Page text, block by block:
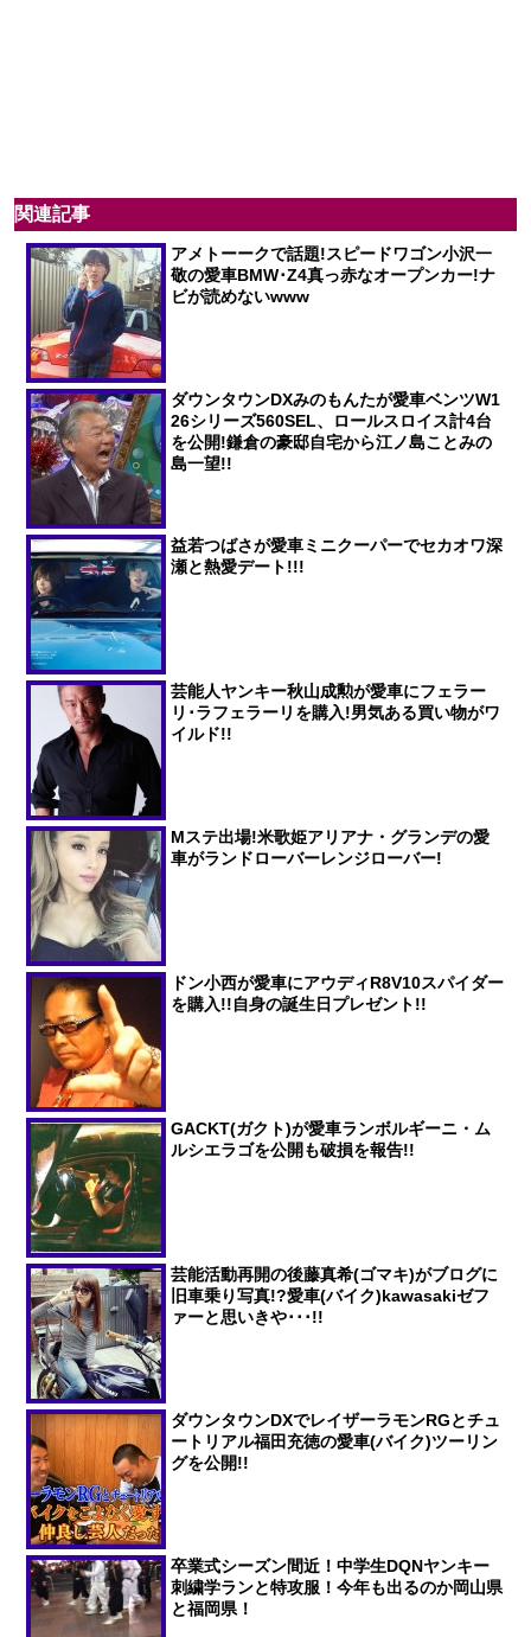
関連記事
アメトーークで話題!スピードワゴン小沢一
敬の愛車BMW･Z4真っ赤なオープンカー!ナ
ビが読めないwww
ダウンタウンDXみのもんたが愛車ベンツW1
26シリーズ560SEL、ロールスロイス計4台
を公開!鎌倉の豪邸自宅から江ノ島ことみの
島一望!!
益若つばさが愛車ミニクーパーでセカオワ深
瀬と熱愛デート!!!
芸能人ヤンキー秋山成勲が愛車にフェラー
リ･ラフェラーリを購入!男気ある買い物がワ
イルド!!
Mステ出場!米歌姫アリアナ・グランデの愛
車がランドローバーレンジローバー!
ドン小西が愛車にアウディR8V10スパイダー
を購入!!自身の誕生日プレゼント!!
GACKT(ガクト)が愛車ランボルギーニ・ム
ルシエラゴを公開も破損を報告!!
芸能活動再開の後藤真希(ゴマキ)がブログに
旧車乗り写真!?愛車(バイク)kawasakiゼフ
ァーと思いきや･･･!!
ダウンタウンDXでレイザーラモンRGとチュ
ートリアル福田充徳の愛車(バイク)ツーリン
グを公開!!
卒業式シーズン間近！中学生DQNヤンキー
刺繍学ランと特攻服！今年も出るのか岡山県
と福岡県！